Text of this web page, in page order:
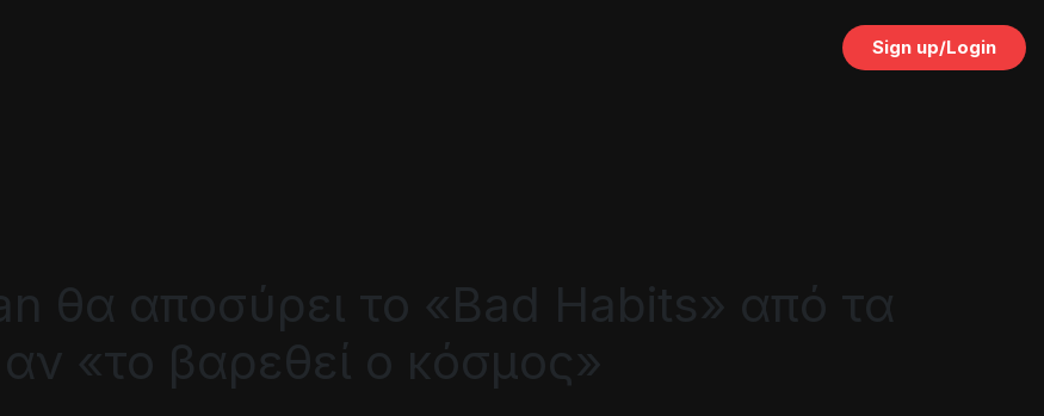
Sign up/Login
θα αποσύρει το «Bad Habits» από τα
«το βαρεθεί ο κόσμος»